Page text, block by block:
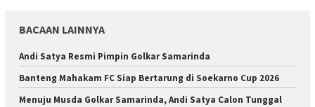
BACAAN LAINNYA
Andi Satya Resmi Pimpin Golkar Samarinda
Banteng Mahakam FC Siap Bertarung di Soekarno Cup 2026
Menuju Musda Golkar Samarinda, Andi Satya Calon Tunggal